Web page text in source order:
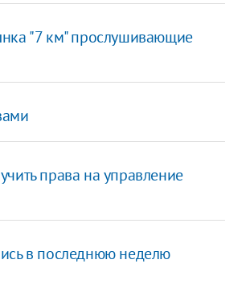
"7 км" прослушивающие
права на управление
в последнюю неделю